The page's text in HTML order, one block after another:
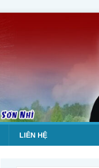
LIÊN HỆ